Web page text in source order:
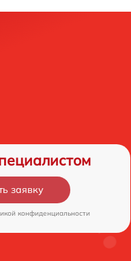
заявку
конфиденциальности